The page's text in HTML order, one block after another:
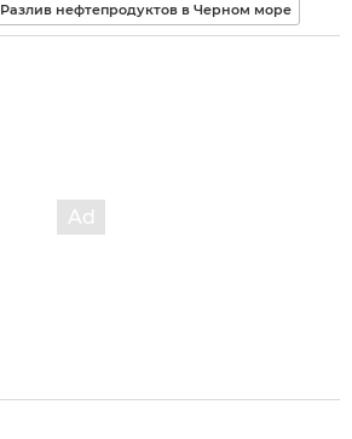
Разлив нефтепродуктов в Черном море